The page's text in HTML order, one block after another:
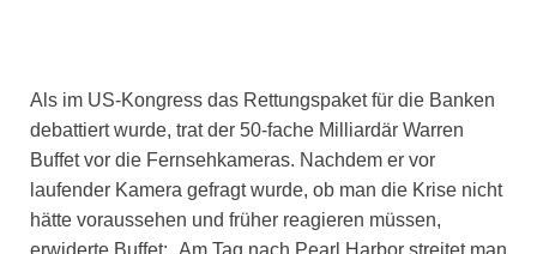
Als im US-Kongress das Rettungspaket für die Banken
debattiert wurde, trat der 50-fache Milliardär Warren
Buffet vor die Fernsehkameras. Nachdem er vor
laufender Kamera gefragt wurde, ob man die Krise nicht
hätte voraussehen und früher reagieren müssen,